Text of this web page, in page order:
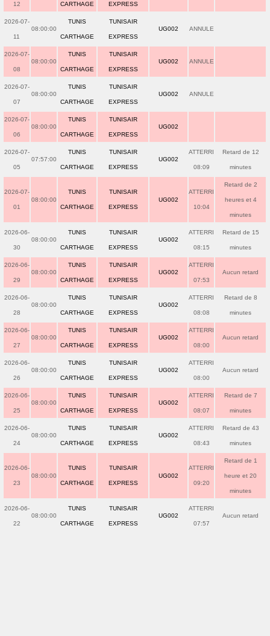
12 CARTHAGE EXPRESS
2026-07-
11
08:00:00
TUNIS
CARTHAGE
TUNISAIR
EXPRESS
UG002 ANNULE
2026-07-
08
08:00:00
TUNIS
CARTHAGE
TUNISAIR
EXPRESS
UG002 ANNULE
2026-07-
07
08:00:00
TUNIS
CARTHAGE
TUNISAIR
EXPRESS
UG002 ANNULE
2026-07-
06
08:00:00
TUNIS
CARTHAGE
TUNISAIR
EXPRESS
UG002
2026-07-
05
07:57:00
TUNIS
CARTHAGE
TUNISAIR
EXPRESS
UG002
ATTERRI
08:09
Retard de 12
minutes
2026-07-
01
08:00:00
TUNIS
CARTHAGE
TUNISAIR
EXPRESS
UG002
ATTERRI
10:04
Retard de 2
heures et 4
minutes
2026-06-
30
08:00:00
TUNIS
CARTHAGE
TUNISAIR
EXPRESS
UG002
ATTERRI
08:15
Retard de 15
minutes
2026-06-
29
08:00:00
TUNIS
CARTHAGE
TUNISAIR
EXPRESS
UG002
ATTERRI
07:53
Aucun retard
2026-06-
28
08:00:00
TUNIS
CARTHAGE
TUNISAIR
EXPRESS
UG002
ATTERRI
08:08
Retard de 8
minutes
2026-06-
27
08:00:00
TUNIS
CARTHAGE
TUNISAIR
EXPRESS
UG002
ATTERRI
08:00
Aucun retard
2026-06-
26
08:00:00
TUNIS
CARTHAGE
TUNISAIR
EXPRESS
UG002
ATTERRI
08:00
Aucun retard
2026-06-
25
08:00:00
TUNIS
CARTHAGE
TUNISAIR
EXPRESS
UG002
ATTERRI
08:07
Retard de 7
minutes
2026-06-
24
08:00:00
TUNIS
CARTHAGE
TUNISAIR
EXPRESS
UG002
ATTERRI
08:43
Retard de 43
minutes
2026-06-
23
08:00:00
TUNIS
CARTHAGE
TUNISAIR
EXPRESS
UG002
ATTERRI
09:20
Retard de 1
heure et 20
minutes
2026-06-
22
08:00:00
TUNIS
CARTHAGE
TUNISAIR
EXPRESS
UG002
ATTERRI
07:57
Aucun retard